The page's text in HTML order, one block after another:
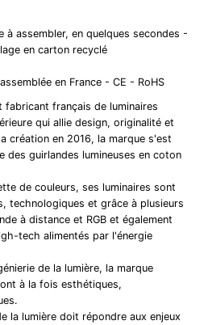
à assembler, en quelques secondes -
en carton recyclé
en France - CE - RoHS
fabricant français de luminaires
qui allie design, originalité et
création en 2016, la marque s'est
des guirlandes lumineuses en coton
de couleurs, ses luminaires sont
technologiques et grâce à plusieurs
à distance et RGB et également
tech alimentés par l'énergie
de la lumière, la marque
à la fois esthétiques,
la lumière doit répondre aux enjeux